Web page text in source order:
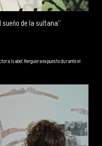
sueño de la sultana”
Isabel Herguera expuesto durante el